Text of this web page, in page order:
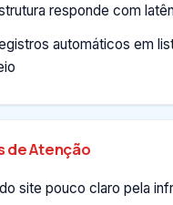
responde com
automáticos em
de Atenção
site pouco claro pela